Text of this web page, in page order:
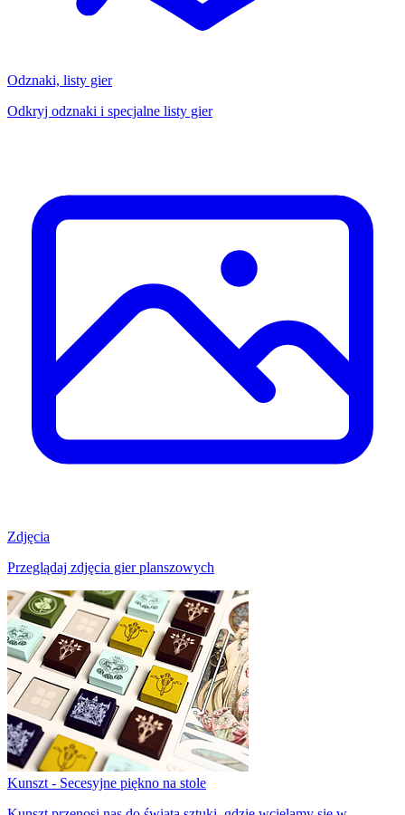
Odznaki, listy gier
Odkryj odznaki i specjalne listy gier
Zdjęcia
Przeglądaj zdjęcia gier planszowych
Kunszt - Secesyjne piękno na stole